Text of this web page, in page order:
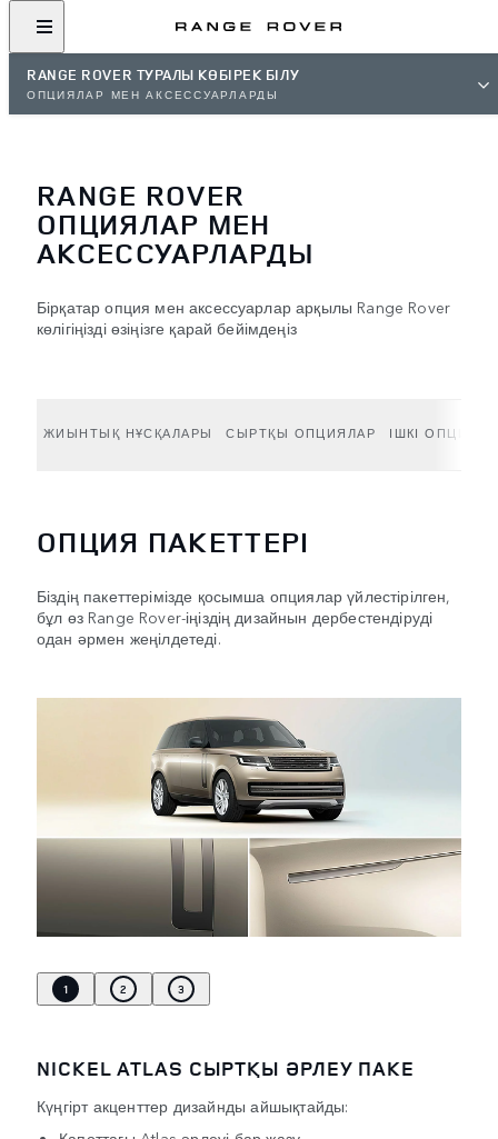
RANGE ROVER ТУРАЛЫ КӨБІРЕК БІЛУ
ОПЦИЯЛАР МЕН АКСЕССУАРЛАРДЫ
RANGE ROVER
ОПЦИЯЛАР МЕН
АКСЕССУАРЛАРДЫ
Бірқатар опция мен аксессуарлар арқылы Range Rover
көлігіңізді өзіңізге қарай бейімдеңіз
ЖИЫНТЫҚ НҰСҚАЛАРЫ СЫРТҚЫ ОПЦИЯЛАР ІШКІ
ОПЦИЯ ПАКЕТТЕРІ
Біздің пакеттерімізде қосымша опциялар үйлестірілген,
бұл өз Range Rover-іңіздің дизайнын дербестендіруді
одан әрмен жеңілдетеді.
1 2 3
NICKEL ATLAS СЫРТҚЫ ӘРЛЕУ ПАКЕ
Күңгірт акценттер дизайнды айшықтайды: